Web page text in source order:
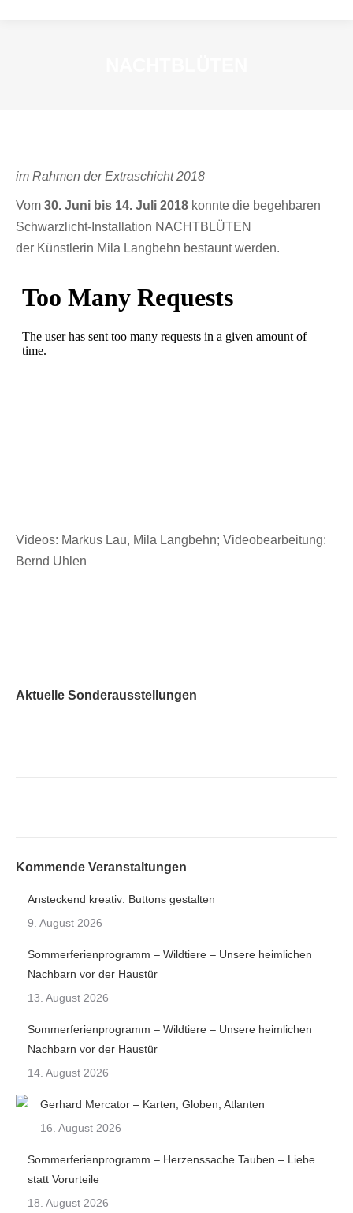
im Rahmen der Extraschicht 2018
Vom 30. Juni bis 14. Juli 2018 konnte die begehbaren
Schwarzlicht-Installation NACHTBLÜTEN
der Künstlerin Mila Langbehn bestaunt werden.
Videos: Markus Lau, Mila Langbehn; Videobearbeitung:
Bernd Uhlen
Aktuelle Sonderausstellungen
Kommende Veranstaltungen
Ansteckend kreativ: Buttons gestalten
9. August 2026
Sommerferienprogramm – Wildtiere – Unsere heimlichen
Nachbarn vor der Haustür
13. August 2026
Sommerferienprogramm – Wildtiere – Unsere heimlichen
Nachbarn vor der Haustür
14. August 2026
Gerhard Mercator – Karten, Globen, Atlanten
16. August 2026
Sommerferienprogramm – Herzenssache Tauben – Liebe
statt Vorurteile
18. August 2026